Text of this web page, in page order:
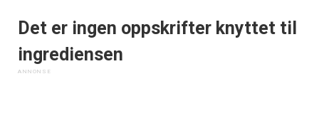
Det er ingen oppskrifter knyttet til
ingrediensen